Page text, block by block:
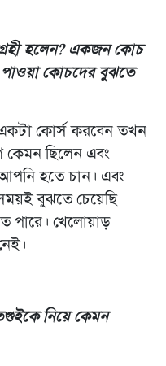
হলেন? একজন কোচ
পাওয়া কোচদের বুঝতে
কোর্স করবেন তখন
ছিলেন এবং
হতে চান। এবং
বুঝতে চেয়েছি
পারে। খেলোয়াড়
নিয়ে কেমন